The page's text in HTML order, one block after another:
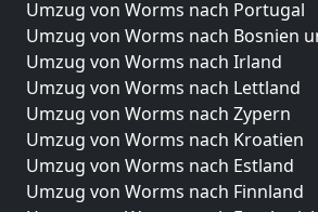
Umzug von Worms nach Portugal
Umzug von Worms nach Bosnien
Umzug von Worms nach Irland
Umzug von Worms nach Lettland
Umzug von Worms nach Zypern
Umzug von Worms nach Kroatien
Umzug von Worms nach Estland
Umzug von Worms nach Finnland